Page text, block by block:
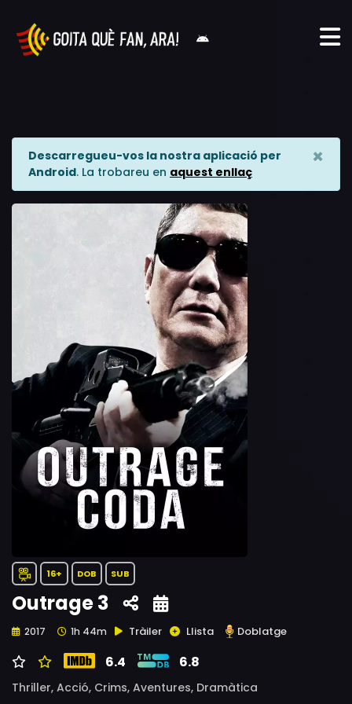
Descarregueu-vos la nostra aplicació per
Android. La trobareu en aquest enllaç
×
16+ DOB SUB
Outrage 3
2017 1h 44m Tràiler Llista Doblatge
6.4 6.8
Thriller, Acció, Crims, Aventures, Dramàtica